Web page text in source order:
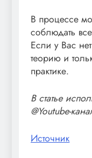
В процессе
соблюдать
Если у Вас
теорию и
практике.
В статье
@Youtube-
Источник